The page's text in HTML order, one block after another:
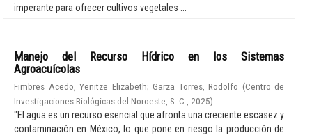
imperante para ofrecer cultivos vegetales ...
Manejo del Recurso Hídrico en los Sistemas
Agroacuícolas
Fimbres Acedo, Yenitze Elizabeth; Garza Torres, Rodolfo (Centro de
Investigaciones Biológicas del Noroeste, S. C.
2025)
"El agua es un recurso esencial que afronta una creciente escasez y
contaminación en México, lo que pone en riesgo la producción de